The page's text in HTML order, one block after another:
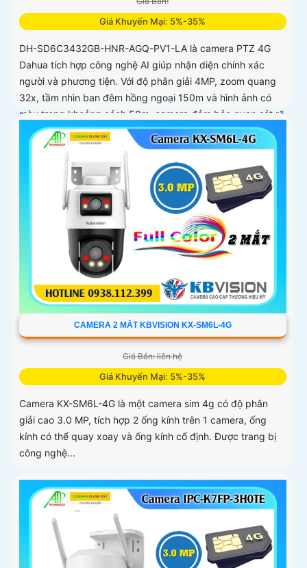
Giá Khuyến Mại: 5%-35%
DH-SD6C3432GB-HNR-AGQ-PV1-LA là camera PTZ 4G
Dahua tích hợp công nghệ AI giúp nhận diện chính xác
người và phương tiện. Với độ phân giải 4MP, zoom quang
32x, tầm nhìn ban đêm hồng ngoại 150m và hình ảnh có
màu trong khoảng cách 50m, camera đảm bảo quan sát rõ
nét 24/7
CAMERA 2 MẮT KBVISION KX-SM6L-4G
Giá Bán: liên hệ
Giá Khuyến Mại: 5%-35%
Camera KX-SM6L-4G là một camera sim 4g có độ phân
giải cao 3.0 MP, tích hợp 2 ống kính trên 1 camera, ống
kính có thể quay xoay và ống kính cố định. Được trang bị
công nghệ...